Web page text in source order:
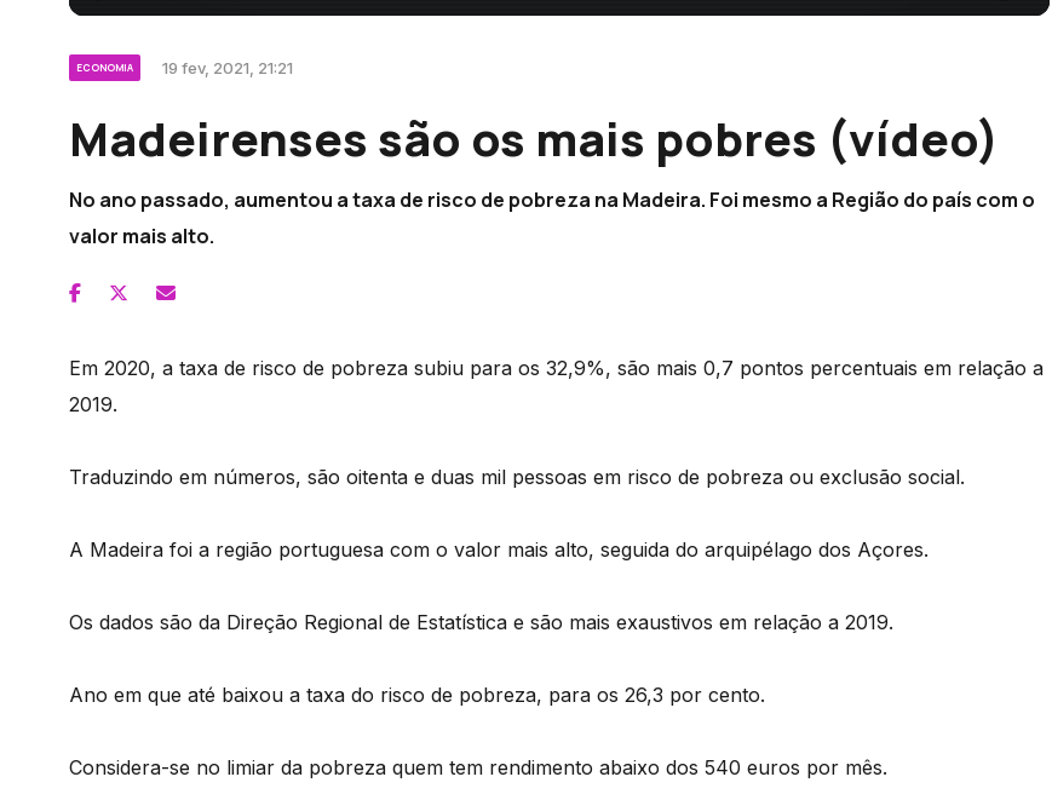
ECONOMIA 19 fev, 2021, 21:21
Madeirenses são os mais pobres (vídeo)
No ano passado, aumentou a taxa de risco de pobreza na Madeira. Foi mesmo a Região do país com o
valor mais alto.
Em 2020, a taxa de risco de pobreza subiu para os 32,9%, são mais 0,7 pontos percentuais em relação a
2019.
Traduzindo em números, são oitenta e duas mil pessoas em risco de pobreza ou exclusão social.
A Madeira foi a região portuguesa com o valor mais alto, seguida do arquipélago dos Açores.
Os dados são da Direção Regional de Estatística e são mais exaustivos em relação a 2019.
Ano em que até baixou a taxa do risco de pobreza, para os 26,3 por cento.
Considera-se no limiar da pobreza quem tem rendimento abaixo dos 540 euros por mês.